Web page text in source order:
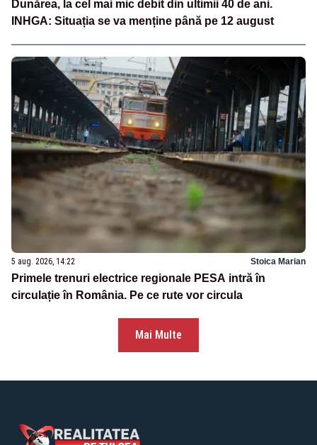
Dunărea, la cel mai mic debit din ultimii 40 de ani.
INHGA: Situația se va menține până pe 12 august
5 aug. 2026, 14:22 Stoica Marian
Primele trenuri electrice regionale PESA intră în
circulație în România. Pe ce rute vor circula
Mai Multe